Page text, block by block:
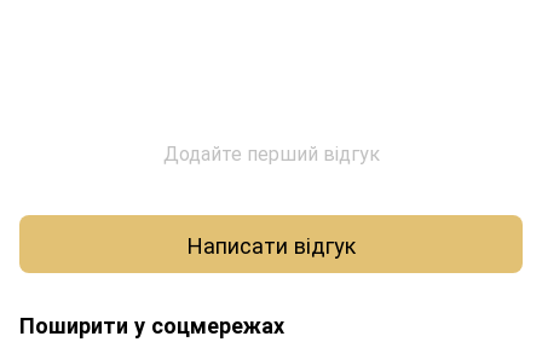
Додайте перший відгук
Написати відгук
Поширити у соцмережах